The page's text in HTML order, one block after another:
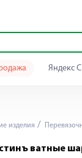
Яндекс
изделия
ватные